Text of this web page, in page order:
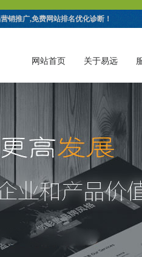
销推广,免费网站排名优化诊断！
网站首页 关于易远